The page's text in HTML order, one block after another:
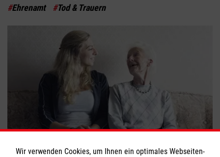
#Ehrenamt #Tod & Trauern
Hospizarbeit: Das musst du wissen
Wir verwenden Cookies, um Ihnen ein optimales Webseiten-